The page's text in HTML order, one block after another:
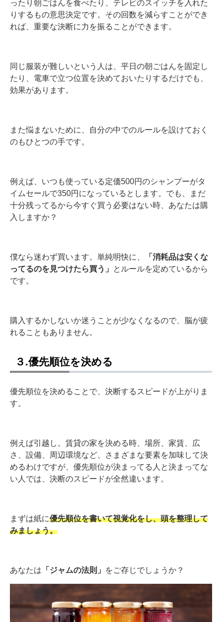
ったり朝ごはんを食べたり、テレビのスイッチを入れた
りするもの意思決定です。その回数を減らすことができ
れば、重要な決断に力を振ることができます。
同じ服装が難しいという人は、平日の朝ごはんを固定し
たり、電車で立つ位置を決めておいたりするだけでも、
効果があります。
また悩まないために、自分の中でのルールを設けておく
のもひとつの手です。
例えば、いつも使っている定価500円のシャンプーがタ
イムセールで350円になっているとします。でも、まだ
十分残ってるから今すぐ買う必要はない時、あなたは購
入しますか？
僕なら迷わず買います。単純明快に、
「消耗品は安くな
ってるのを見つけたら買う」
とルールを定めているから
です。
購入するかしないか迷うことが少なくなるので、脳が疲
れることもありません。
３.優先順位を決める
優先順位を決めることで、決断するスピードが上がりま
す。
例えば引越し。賃貸の家を決める時、場所、家賃、広
さ、設備、周辺環境など、さまざまな要素を加味して決
めるわけですが、優先順位が決まってる人と決まってな
い人では、決断のスピードが全然違います。
まずは紙に優先順位を書いて視覚化をし、頭を整理して
みましょう。
あなたは 「ジャムの法則」 をご存じでしょうか？